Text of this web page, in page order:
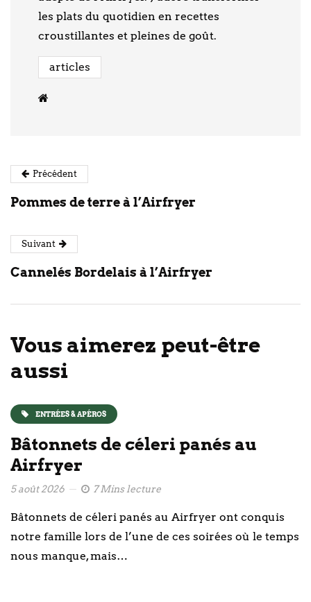
les plats du quotidien en recettes
croustillantes et pleines de goût.
articles
Précédent
Pommes de terre à l’Airfryer
Suivant
Cannelés Bordelais à l’Airfryer
Vous aimerez peut-être
aussi
ENTRÉES & APÉROS
Bâtonnets de céleri panés au
Airfryer
5 août 2026 7 Mins lecture
Bâtonnets de céleri panés au Airfryer ont conquis
notre famille lors de l’une de ces soirées où le temps
nous manque, mais…